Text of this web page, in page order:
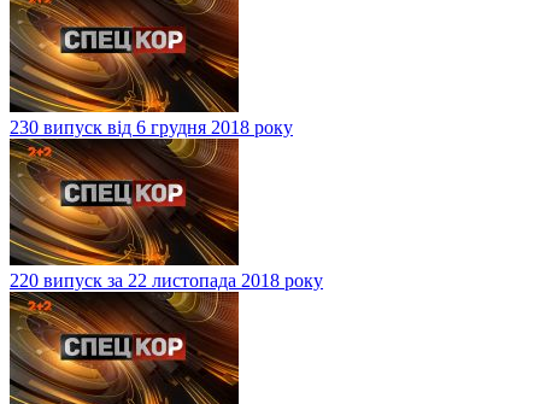
230 випуск від 6 грудня 2018 року
220 випуск за 22 листопада 2018 року